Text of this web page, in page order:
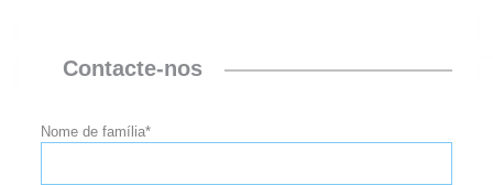
Contacte-nos
Nome de família*